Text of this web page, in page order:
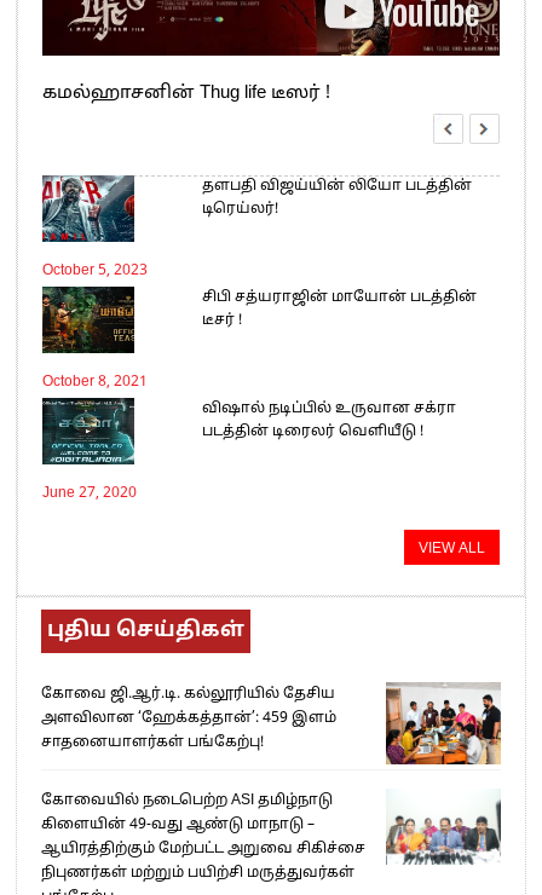
கமல்ஹாசனின் Thug life டீஸர் !
தளபதி விஜய்யின் லியோ படத்தின்
டிரெய்லர்!
October 5, 2023
சிபி சத்யராஜின் மாயோன் படத்தின்
டீசர் !
October 8, 2021
விஷால் நடிப்பில் உருவான சக்ரா
படத்தின் டிரைலர் வெளியீடு !
June 27, 2020
VIEW ALL
புதிய செய்திகள்
கோவை ஜி.ஆர்.டி. கல்லூரியில் தேசிய
அளவிலான ‘ஹேக்கத்தான்’: 459 இளம்
சாதனையாளர்கள் பங்கேற்பு!
கோவையில் நடைபெற்ற ASI தமிழ்நாடு
கிளையின் 49-வது ஆண்டு மாநாடு –
ஆயிரத்திற்கும் மேற்பட்ட அறுவை சிகிச்சை
நிபுணர்கள் மற்றும் பயிற்சி மருத்துவர்கள்